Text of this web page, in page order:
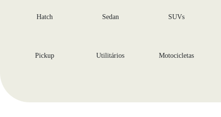
Hatch Sedan SUVs
Pickup Utilitários Motocicletas